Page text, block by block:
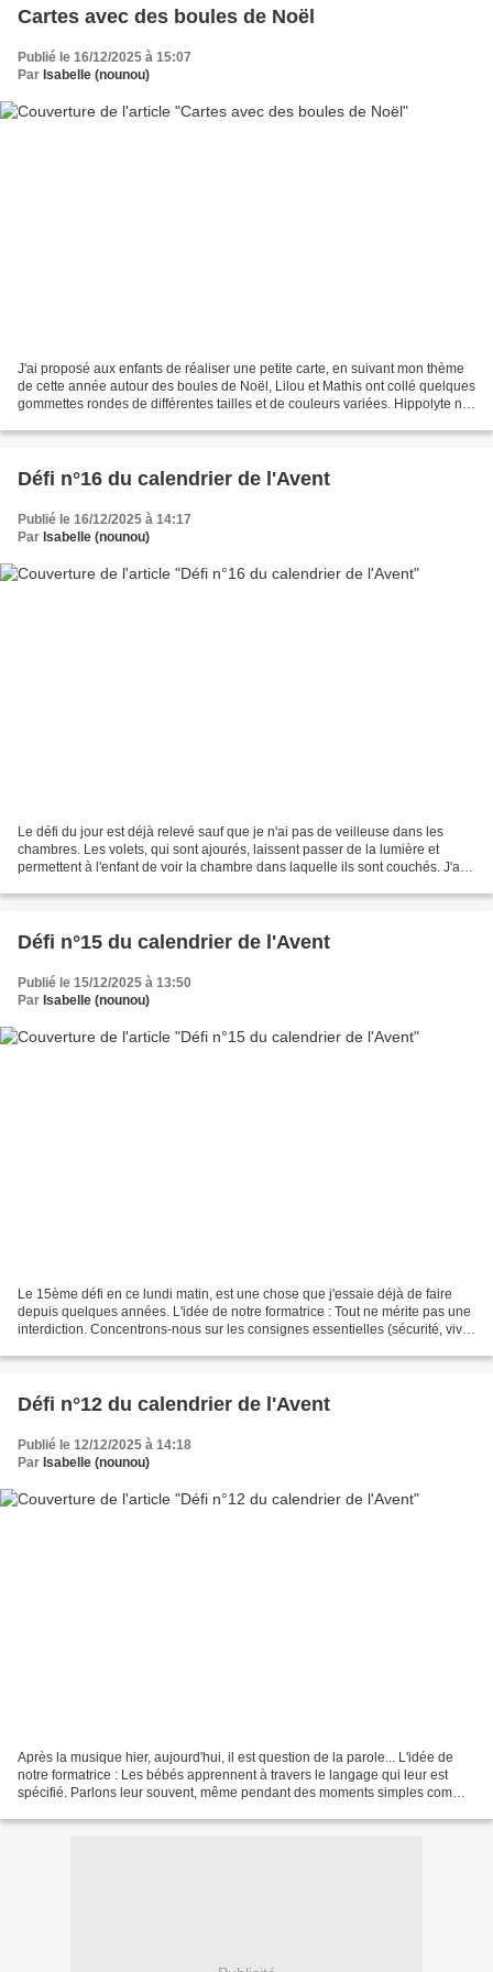
Cartes avec des boules de Noël
Publié le 16/12/2025 à 15:07
Par Isabelle (nounou)
J'ai proposé aux enfants de réaliser une petite carte, en suivant mon thème
de cette année autour des boules de Noël, Lilou et Mathis ont collé quelques
gommettes rondes de différentes tailles et de couleurs variées. Hippolyte n'a
Défi n°16 du calendrier de l'Avent
Publié le 16/12/2025 à 14:17
Par Isabelle (nounou)
Le défi du jour est déjà relevé sauf que je n'ai pas de veilleuse dans les
chambres. Les volets, qui sont ajourés, laissent passer de la lumière et
permettent à l'enfant de voir la chambre dans laquelle ils sont couchés. J'ai
Défi n°15 du calendrier de l'Avent
Publié le 15/12/2025 à 13:50
Par Isabelle (nounou)
Le 15ème défi en ce lundi matin, est une chose que j'essaie déjà de faire
depuis quelques années. L'idée de notre formatrice : Tout ne mérite pas une
interdiction. Concentrons-nous sur les consignes essentielles (sécurité, vivre
Défi n°12 du calendrier de l'Avent
Publié le 12/12/2025 à 14:18
Par Isabelle (nounou)
Après la musique hier, aujourd'hui, il est question de la parole... L'idée de
notre formatrice : Les bébés apprennent à travers le langage qui leur est
spécifié. Parlons leur souvent, même pendant des moments simples comme